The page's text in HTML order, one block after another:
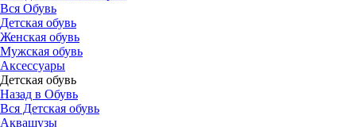
Вся Обувь
Детская обувь
Женская обувь
Мужская обувь
Аксессуары
Детская обувь
Назад в Обувь
Вся Детская обувь
Аквашузы